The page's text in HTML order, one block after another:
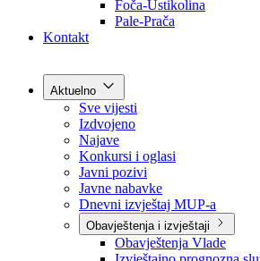
Općine
Kontakt
Aktuelno
Sve vijesti
Izdvojeno
Najave
Konkursi i oglasi
Javni pozivi
Javne nabavke
Dnevni izvještaj MUP-a